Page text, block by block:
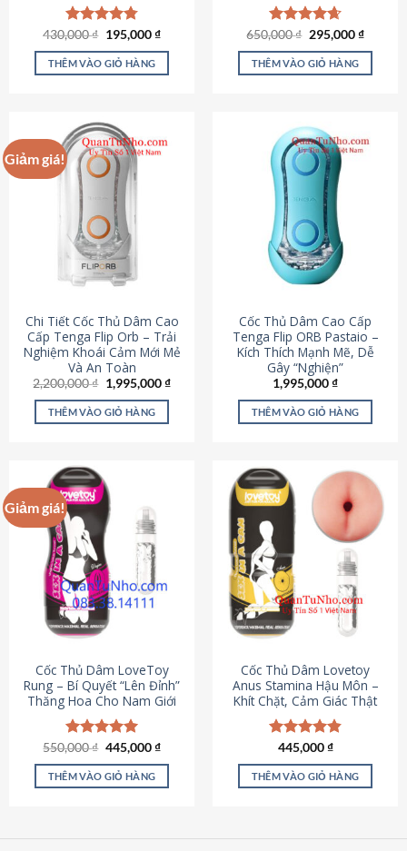
Được xếp
hạng4.78
5 sao
430,000₫ Giá
là:
430,000 ₫.
195,000₫Giá
tại
THÊM VÀO GIỎ HÀNG
Được xếp
hạng4.69
5 sao
650,000₫ Giá
là:
650,000 ₫.
295,000₫Giá
tại
THÊM VÀO GIỎ HÀNG
Giảm giá!
Chi Tiết Cốc Thủ Dâm Cao
Cấp Tenga Flip Orb – Trải
Nghiệm Khoái Cảm Mới Mẻ
Và An Toàn
2,200,000₫ Giá
gốc
là:
2,200,000 ₫.
1,995,000₫Giá
THÊM VÀO GIỎ HÀNG
Cốc Thủ Dâm Cao Cấp
Tenga Flip ORB Pastaio –
Kích Thích Mạnh Mẽ, Dễ
Gây “Nghiện”
1,995,000₫
THÊM VÀO GIỎ HÀNG
Giảm giá!
Cốc Thủ Dâm LoveToy
Rung – Bí Quyết “Lên Đỉnh”
Thăng Hoa Cho Nam Giới
Được xếp
hạng5.00
5 sao
550,000₫ Giá
là:
550,000 ₫.
445,000₫Giá
tại
THÊM VÀO GIỎ HÀNG
Cốc Thủ Dâm Lovetoy
Anus Stamina Hậu Môn –
Khít Chặt, Cảm Giác Thật
Được xếp
hạng4.84
5 sao
445,000₫
THÊM VÀO GIỎ HÀNG